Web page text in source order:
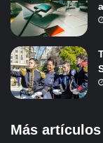
Más artículos